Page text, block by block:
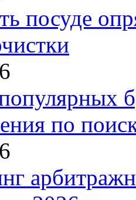
посуде
по